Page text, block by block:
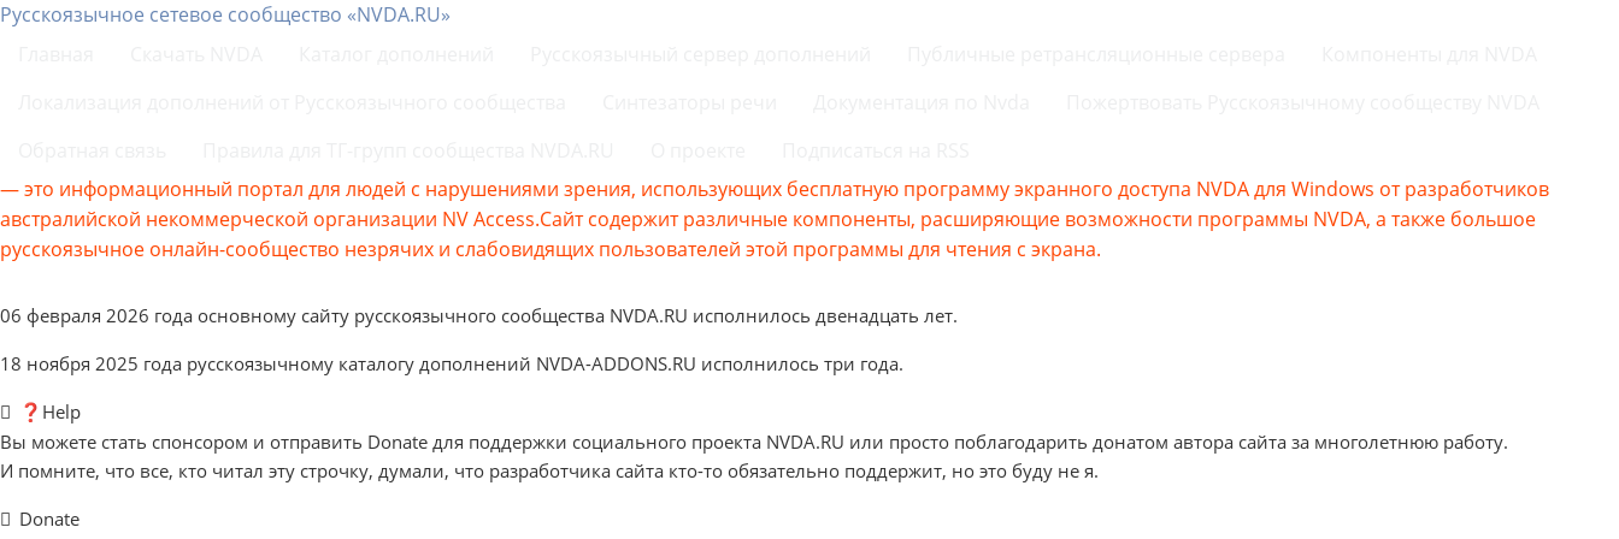
Русскоязычное сетевое сообщество «NVDA.RU»
— это информационный портал для людей с нарушениями зрения, использующих бесплатную программу экранного доступа NVDA для Windows от разработчиков
австралийской некоммерческой организации NV Access.Сайт содержит различные компоненты, расширяющие возможности программы NVDA, а также большое
русскоязычное онлайн-сообщество незрячих и слабовидящих пользователей этой программы для чтения с экрана.
06 февраля 2026 года основному сайту русскоязычного сообщества NVDA.RU исполнилось двенадцать лет.
18 ноября 2025 года русскоязычному каталогу дополнений NVDA-ADDONS.RU исполнилось три года.
❓Help
Вы можете стать спонсором и отправить Donate для поддержки социального проекта NVDA.RU или просто поблагодарить донатом автора сайта за многолетнюю работу.
И помните, что все, кто читал эту строчку, думали, что разработчика сайта кто-то обязательно поддержит, но это буду не я.
Donate